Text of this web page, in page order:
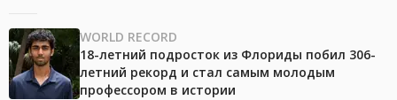
WORLD RECORD
18-летний подросток из Флориды побил 306-
летний рекорд и стал самым молодым
профессором в истории